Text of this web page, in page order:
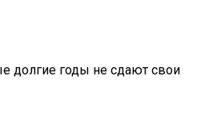
долгие годы не сдают свои